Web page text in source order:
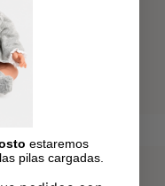
estaremos
pilas cargadas.